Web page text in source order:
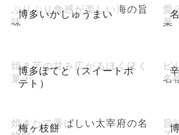
博多いかしゅうまい
ぷりぷり食感が楽しい海の旨
味
愛
菓
博多ぽてと（スイートポ
テト）
焼き芋の甘み広がるほくほく
菓子
ピ
名
梅ヶ枝餅
焼きたて香ばしい太宰府の名
旨